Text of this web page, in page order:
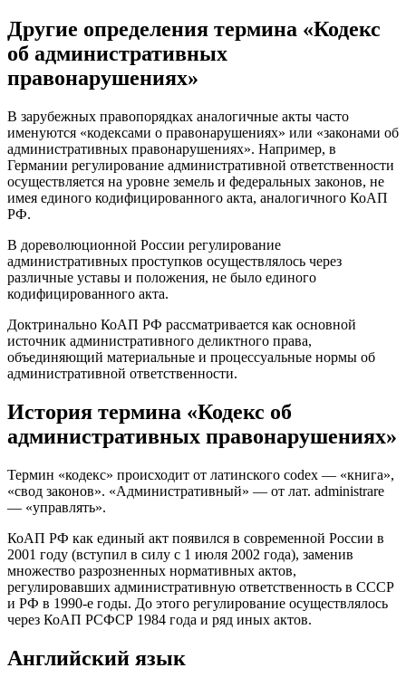
Другие определения термина «Кодекс
об административных
правонарушениях»
В зарубежных правопорядках аналогичные акты часто
именуются «кодексами о правонарушениях» или «законами об
административных правонарушениях». Например, в
Германии регулирование административной ответственности
осуществляется на уровне земель и федеральных законов, не
имея единого кодифицированного акта, аналогичного КоАП
РФ.
В дореволюционной России регулирование
административных проступков осуществлялось через
различные уставы и положения, не было единого
кодифицированного акта.
Доктринально КоАП РФ рассматривается как основной
источник административного деликтного права,
объединяющий материальные и процессуальные нормы об
административной ответственности.
История термина «Кодекс об
административных правонарушениях»
Термин «кодекс» происходит от латинского codex — «книга»,
«свод законов». «Административный» — от лат. administrare
— «управлять».
КоАП РФ как единый акт появился в современной России в
2001 году (вступил в силу с 1 июля 2002 года), заменив
множество разрозненных нормативных актов,
регулировавших административную ответственность в СССР
и РФ в 1990-е годы. До этого регулирование осуществлялось
через КоАП РСФСР 1984 года и ряд иных актов.
Английский язык